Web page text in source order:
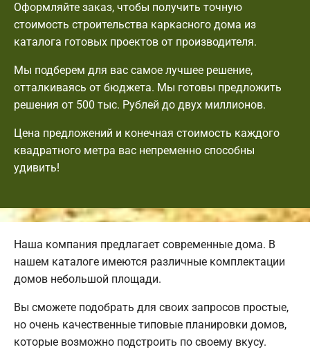
Оформляйте заказ, чтобы получить точную
стоимость строительства каркасного дома из
каталога готовых проектов от производителя.
Мы подберем для вас самое лучшее решение,
отталкиваясь от бюджета. Мы готовы предложить
решения от 500 тыс. Рублей до двух миллионов.
Цена предложений и конечная стоимость каждого
квадратного метра вас непременно способны
удивить!
Наша компания предлагает современные дома. В
нашем каталоге имеются различные комплектации
домов небольшой площади.
Вы сможете подобрать для своих запросов простые,
но очень качественные типовые планировки домов,
которые возможно подстроить по своему вкусу.